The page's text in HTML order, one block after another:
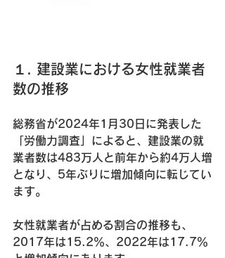
１. 建設業における女性就業者
数の推移
総務省が2024年1月30日に発表した
「労働力調査」によると、建設業の就
業者数は483万人と前年から約4万人増
となり、5年ぶりに増加傾向に転じてい
ます。
女性就業者が占める割合の推移も、
2017年は15.2％、2022年は17.7％